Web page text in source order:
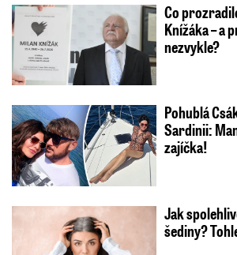
Co
Knížáka – a
nezvykle?
Pohublá
Sardinii:
zajíčka!
Jak
šediny?